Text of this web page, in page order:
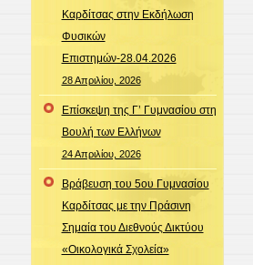
Καρδίτσας στην Εκδήλωση
Φυσικών
Επιστημών-28.04.2026
28 Απριλίου, 2026
Επίσκεψη της Γ’ Γυμνασίου στη
Βουλή των Ελλήνων
24 Απριλίου, 2026
Βράβευση του 5ου Γυμνασίου
Καρδίτσας με την Πράσινη
Σημαία του Διεθνούς Δικτύου
«Οικολογικά Σχολεία»